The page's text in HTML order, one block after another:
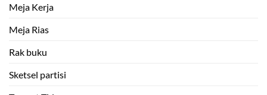
Meja Kerja
Meja Rias
Rak buku
Sketsel partisi